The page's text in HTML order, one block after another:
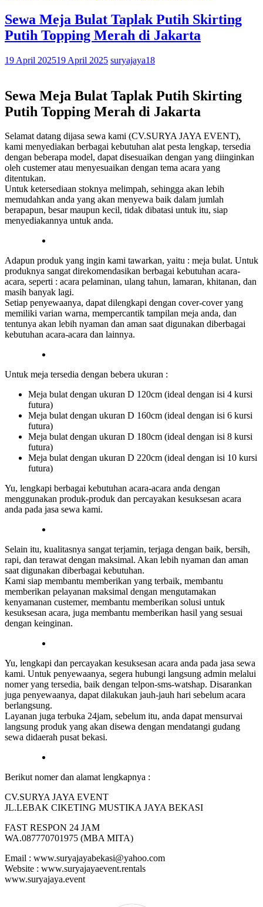
Sewa Meja Bulat Taplak Putih Skirting
Putih Topping Merah di Jakarta
19 April 202519 April 2025 suryajaya18
Sewa Meja Bulat Taplak Putih Skirting
Putih Topping Merah di Jakarta
Selamat datang dijasa sewa kami (CV.SURYA JAYA EVENT),
kami menyediakan berbagai kebutuhan alat pesta lengkap, tersedia
dengan beberapa model, dapat disesuaikan dengan yang diinginkan
oleh custemer atau menyesuaikan dengan tema acara yang
ditentukan.
Untuk ketersediaan stoknya melimpah, sehingga akan lebih
memudahkan anda yang akan menyewa baik dalam jumlah
berapapun, besar maupun kecil, tidak dibatasi untuk itu, siap
menyediakannya untuk anda.
Adapun produk yang ingin kami tawarkan, yaitu : meja bulat. Untuk
produknya sangat direkomendasikan berbagai kebutuhan acara-
acara, seperti : acara pelaminan, ulang tahun, lamaran, khitanan, dan
masih banyak lagi.
Setiap penyewaanya, dapat dilengkapi dengan cover-cover yang
memiliki varian warna, mempercantik tampilan meja anda, dan
tentunya akan lebih nyaman dan aman saat digunakan diberbagai
kebutuhan acara-acara dan lainnya.
Untuk meja tersedia dengan bebera ukuran :
Meja bulat dengan ukuran D 120cm (ideal dengan isi 4 kursi
futura)
Meja bulat dengan ukuran D 160cm (ideal dengan isi 6 kursi
futura)
Meja bulat dengan ukuran D 180cm (ideal dengan isi 8 kursi
futura)
Meja bulat dengan ukuran D 220cm (ideal dengan isi 10 kursi
futura)
Yu, lengkapi berbagai kebutuhan acara-acara anda dengan
menggunakan produk-produk dan percayakan kesuksesan acara
anda pada jasa sewa kami.
Selain itu, kualitasnya sangat terjamin, terjaga dengan baik, bersih,
rapi, dan terawat dengan maksimal. Akan lebih nyaman dan aman
saat digunakan diberbagai kebutuhan.
Kami siap membantu memberikan yang terbaik, membantu
memberikan pelayanan maksimal dengan mengutamakan
kenyamanan custemer, membantu memberikan solusi untuk
kesuksesan acara, juga membantu memberikan hasil yang sesuai
dengan keinginan.
Yu, lengkapi dan percayakan kesuksesan acara anda pada jasa sewa
kami. Untuk penyewaanya, segera hubungi langsung admin melalui
nomer yang tersedia, baik dengan telpon-sms-watshap. Disarankan
juga penyewaanya, dapat dilakukan jauh-jauh hari sebelum acara
berlangsung.
Layanan juga terbuka 24jam, sebelum itu, anda dapat mensurvai
langsung produk yang akan disewa dengan mendatangi gudang
sewa didaerah pusat bekasi.
Berikut nomer dan alamat lengkapnya :
CV.SURYA JAYA EVENT
JL.LEBAK CIKETING MUSTIKA JAYA BEKASI
FAST RESPON 24 JAM
WA.087770701975 (MBA MITA)
Email : www.suryajayabekasi@yahoo.com
Website : www.suryajayaevent.rentals
www.suryajaya.event